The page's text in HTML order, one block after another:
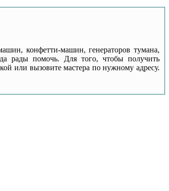
конфетти-машин, генераторов тумана,
рады помочь. Для того, чтобы получить
или вызовите мастера по нужному адресу.